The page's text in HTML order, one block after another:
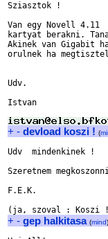
Sziasztok !
Van egy Novell 4.11
kartyat berakni.
Akinek van Gigabit
orulnek ha
Udv.
Istvan
+ - devload koszi ! (
Udv  mindenkinek !
Szeretnem
F.E.K.
+ - gep halkitasa (mind)